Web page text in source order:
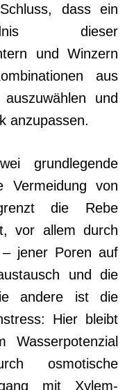
dass ein
dieser
und Winzern
aus
und
anzupassen.
grundlegende
Vermeidung von
die Rebe
vor allem durch
jener Poren auf
und die
andere ist die
Hier bleibt
Wasserpotenzial
osmotische
mit Xylem-